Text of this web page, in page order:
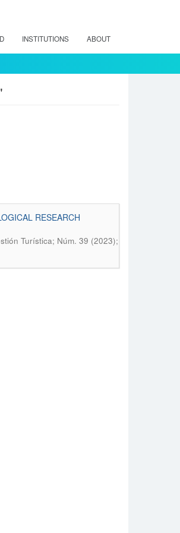
INSTITUTIONS ABOUT
RESEARCH
Turística; Núm. 39 (2023);